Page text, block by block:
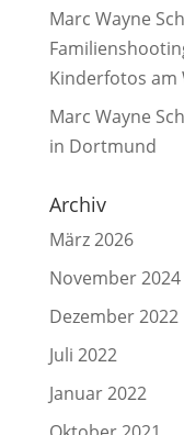
Marc Wayne
Kinderfotos am
Marc Wayne
in Dortmund
Archiv
März 2026
November 2024
Dezember 2022
Juli 2022
Januar 2022